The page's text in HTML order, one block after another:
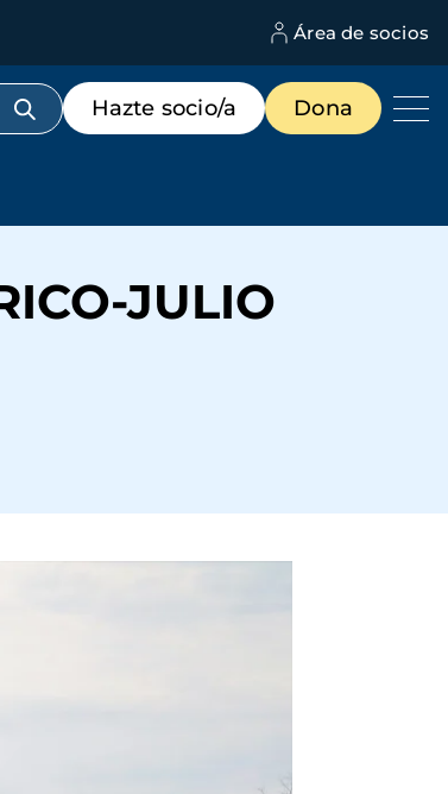
Área de socios
Menú
de
destacados
Hazte socio/a Dona
JULIO